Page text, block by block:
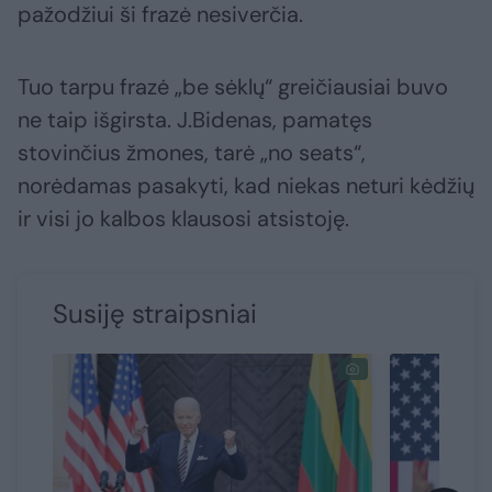
pažodžiui ši frazė nesiverčia.
Tuo tarpu frazė „be sėklų“ greičiausiai buvo
ne taip išgirsta. J.Bidenas, pamatęs
stovinčius žmones, tarė „no seats“,
norėdamas pasakyti, kad niekas neturi kėdžių
ir visi jo kalbos klausosi atsistoję.
Susiję straipsniai